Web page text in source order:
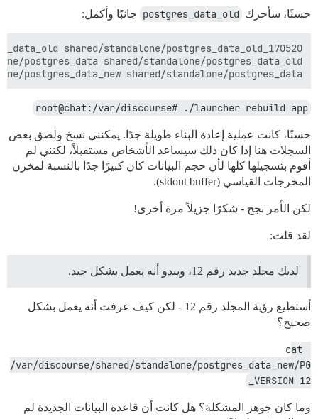
حسنًا، سأحرك postgres_data_old جانبًا وأكمل:
postgres_data_new shared/standalone/postgres_data
root@chat:/var/discourse# ./launcher rebuild app
حسنًا، كانت عملية إعادة البناء طويلة جدًا. يمكنني نسخ ولصق بعض
السجلات هنا إذا كان ذلك سيساعد الأشخاص مستقبلاً، لكنني لم
أقوم بتسجيلها كلها لأن حجم البيانات كان كبيرًا جدًا بالنسبة لمخزن
المخرجات القياسي (stdout buffer).
لكن الأمر نجح - شكرًا جزيلاً مرة أخرى!
لقد قلت:
لديك مجلد جديد رقم 12، ويبدو أنه يعمل بشكل جيد.
أستطيع رؤية المجلد رقم 12 - لكن كيف عرفت أنه يعمل بشكل
صحيح؟
cat
/var/discourse/shared/standalone/postgres_data_new/PG
_VERSION 12
وما كان جوهر المشكلة؟ هل كانت أن قاعدة البيانات الجديدة لم